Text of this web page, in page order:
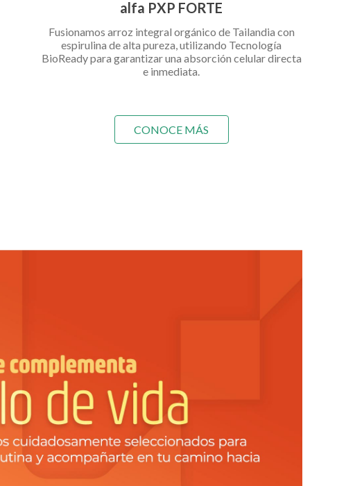
alfa PXP FORTE
Fusionamos arroz integral orgánico de Tailandia con
espirulina de alta pureza, utilizando Tecnología
BioReady para garantizar una absorción celular directa
e inmediata.
CONOCE MÁS